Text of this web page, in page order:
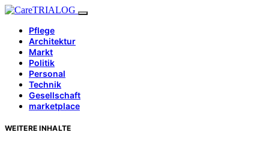
Pflege
Architektur
Markt
Politik
Personal
Technik
Gesellschaft
marketplace
WEITERE INHALTE